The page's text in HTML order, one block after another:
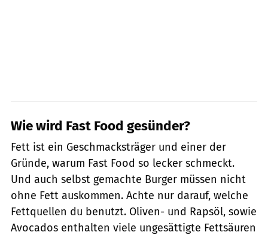
Wie wird Fast Food gesünder?
Fett ist ein Geschmacksträger und einer der
Gründe, warum Fast Food so lecker schmeckt.
Und auch selbst gemachte Burger müssen nicht
ohne Fett auskommen. Achte nur darauf, welche
Fettquellen du benutzt. Oliven- und Rapsöl, sowie
Avocados enthalten viele ungesättigte Fettsäuren